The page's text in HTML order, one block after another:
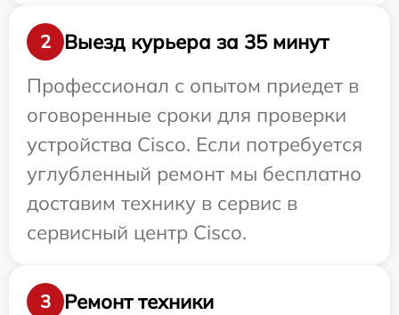
2
Выезд курьера за 35 минут
Профессионал с опытом приедет в
оговоренные сроки для проверки
устройства Cisco. Если потребуется
углубленный ремонт мы бесплатно
доставим технику в сервис в
сервисный центр Cisco.
3
Ремонт техники